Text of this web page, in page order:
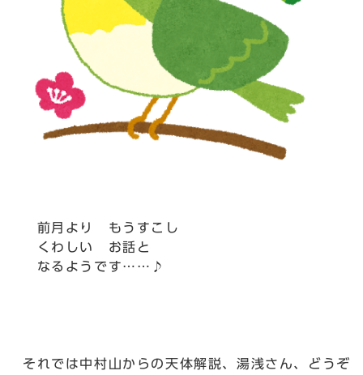
前月より もうすこし
くわしい お話と
なるようです……♪
それでは中村山からの天体解説、湯浅さん、どうぞ